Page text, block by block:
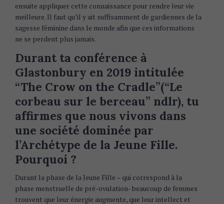
ensuite appliquer cette connaissance pour rendre leur vie
meilleure. Il faut qu’il y ait suffisamment de gardiennes de la
sagesse féminine dans le monde afin que ces informations
ne se perdent plus jamais.
Durant ta conférence à
Glastonbury en 2019 intitulée
“The Crow on the Cradle”(“Le
corbeau sur le berceau” ndlr), tu
affirmes que nous vivons dans
une société dominée par
l’Archétype de la Jeune Fille.
Pourquoi ?
Durant la phase de la Jeune Fille – qui correspond à la
phase menstruelle de pré-ovulation- beaucoup de femmes
trouvent que leur énergie augmente, que leur intellect et